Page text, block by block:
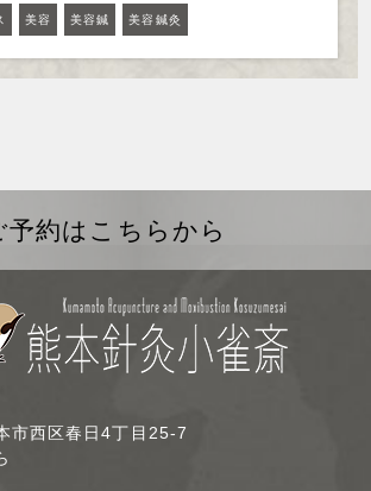
美容 美容鍼 美容鍼灸
予約はこちらから
西区春日4丁目25-7